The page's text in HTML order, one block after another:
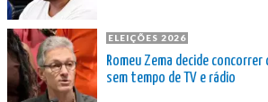
ELEIÇÕES 2026
Romeu Zema decide concorrer
sem tempo de TV e rádio